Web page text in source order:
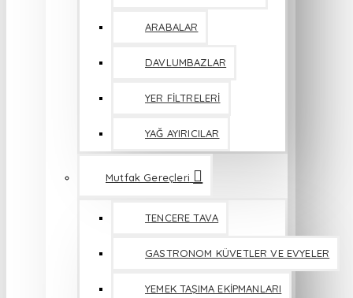
ARABALAR
DAVLUMBAZLAR
YER FİLTRELERİ
YAĞ AYIRICILAR
Mutfak Gereçleri
TENCERE TAVA
GASTRONOM KÜVETLER VE EVYELER
YEMEK TAŞIMA EKİPMANLARI